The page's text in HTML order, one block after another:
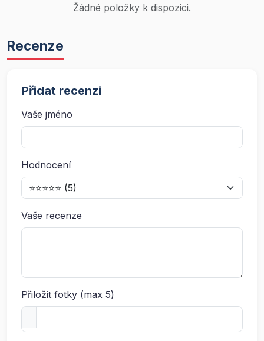
Žádné položky k dispozici.
Recenze
Přidat recenzi
Vaše jméno
Hodnocení
Vaše recenze
Přiložit fotky (max 5)